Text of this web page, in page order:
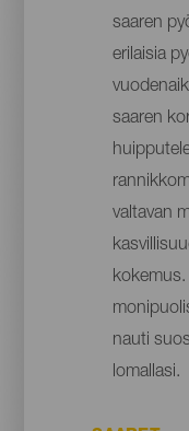
saaren
erilaisia
saaren
valtavan
nauti
lomallasi.